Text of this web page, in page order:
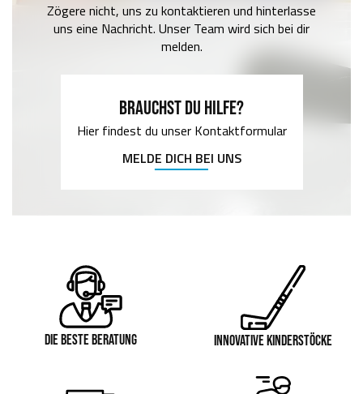
Zögere nicht, uns zu kontaktieren und hinterlasse
uns eine Nachricht. Unser Team wird sich bei dir
melden.
BRAUCHST DU HILFE?
Hier findest du unser Kontaktformular
MELDE DICH BEI UNS
DIE BESTE BERATUNG INNOVATIVE KINDERSTÖCKE